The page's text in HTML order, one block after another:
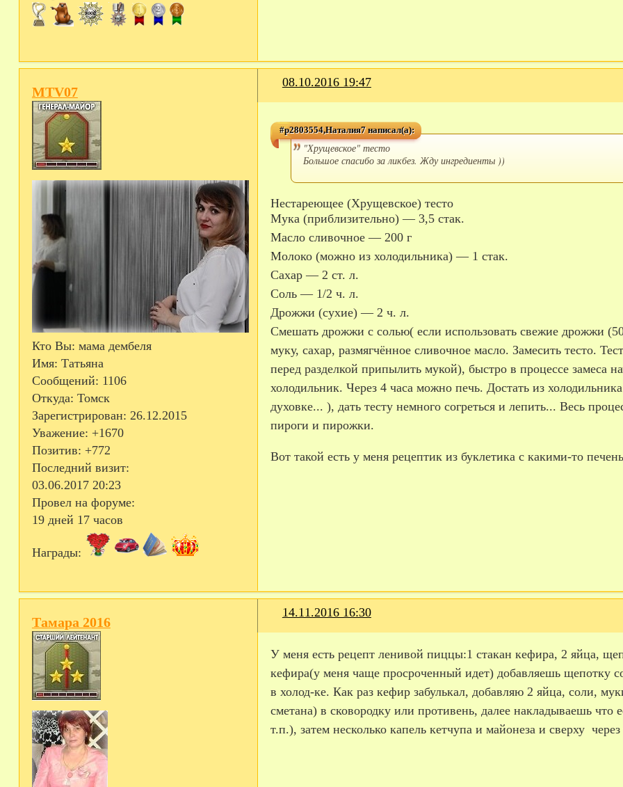
08.10.2016 19:47
MTV07
Кто Вы: мама дембеля
Имя: Татьяна
Сообщений: 1106
Откуда: Томск
Зарегистрирован: 26.12.2015
Уважение: +1670
Позитив: +772
Последний визит:
03.06.2017 20:23
Провел на форуме:
19 дней 17 часов
Награды:
#p2803554,Наталия7 написал(а):
"Хрущевское" тесто
Большое спасибо за ликбез. Жду ингредиенты ))
Нестареющее (Хрущевское) тесто
Мука (приблизительно) — 3,5 стак.
Масло сливочное — 200 г
Молоко (можно из холодильника) — 1 стак.
Сахар — 2 ст. л.
Соль — 1/2 ч. л.
Дрожжи (сухие) — 2 ч. л.
Смешать дрожжи с солью( если использовать свежие дрожжи
муку, сахар, размягчённое сливочное масло. Замесить тесто.
перед разделкой припылить мукой), быстро в процессе замеса
холодильник. Через 4 часа можно печь. Достать из
духовке... ), дать тесту немного согреться и лепить... Весь
пироги и пирожки.
Вот такой есть у меня рецептик из буклетика с какими-то
14.11.2016 16:30
Тамара 2016
У меня есть рецепт ленивой пиццы:1 стакан кефира, 2 яйца,
кефира(у меня чаще просроченный идет) добавляешь щепотку
в холод-ке. Как раз кефир забулькал, добавляю 2 яйца, соли,
сметана) в сковородку или противень, далее накладываешь
т.п.), затем несколько капель кетчупа и майонеза и сверху